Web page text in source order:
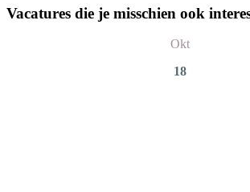
Vacatures die je misschien ook
Okt
18